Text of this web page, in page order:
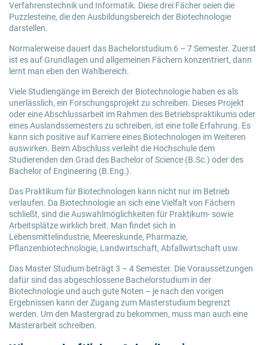
Verfahrenstechnik und Informatik. Diese drei Fächer seien die
Puzzlesteine, die den Ausbildungsbereich der Biotechnologie
darstellen.
Normalerweise dauert das Bachelorstudium 6 – 7 Semester. Zuerst
ist es auf Grundlagen und allgemeinen Fächern konzentriert, dann
lernt man eben den Wahlbereich.
Viele Studiengänge im Bereich der Biotechnologie haben es als
unerlässlich, ein Forschungsprojekt zu schreiben. Dieses Projekt
oder eine Abschlussarbeit im Rahmen des Betriebspraktikums oder
eines Auslandssemesters zu schreiben, ist eine tolle Erfahrung. Es
kann sich positive auf Karriere eines Biotechnologen im Weiteren
auswirken. Beim Abschluss verleiht die Hochschule dem
Studierenden den Grad des Bachelor of Science (B.Sc.) oder des
Bachelor of Engineering (B.Eng.).
Das Praktikum für Biotechnologen kann nicht nur im Betrieb
verlaufen. Da Biotechnologie an sich eine Vielfalt von Fächern
schließt, sind die Auswahlmöglichkeiten für Praktikum- sowie
Arbeitsplätze wirklich breit. Man findet sich in
Lebensmittelindustrie, Meereskunde, Pharmazie,
Pflanzenbiotechnologie, Landwirtschaft, Abfallwirtschaft usw.
Das Master Studium beträgt 3 – 4 Semester. Die Voraussetzungen
dafür sind das abgeschlossene Bachelorstudium in der
Biotechnologie und auch gute Noten – je nach den vorigen
Ergebnissen kann der Zugang zum Masterstudium begrenzt
werden. Um den Mastergrad zu bekommen, muss man auch eine
Masterarbeit schreiben.